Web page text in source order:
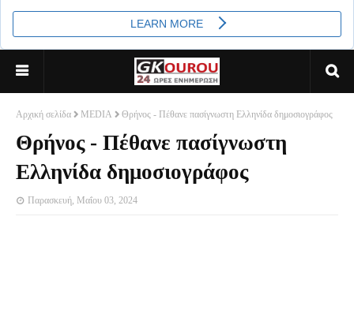
Αρχική σελίδα MEDIA Θρήνος - Πέθανε πασίγνωστη Ελληνίδα δημοσιογράφος
Θρήνος - Πέθανε πασίγνωστη
Ελληνίδα δημοσιογράφος
Παρασκευή, Μαΐου 03, 2024